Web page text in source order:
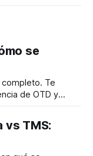
se
Te
de OTD y
vs TMS: